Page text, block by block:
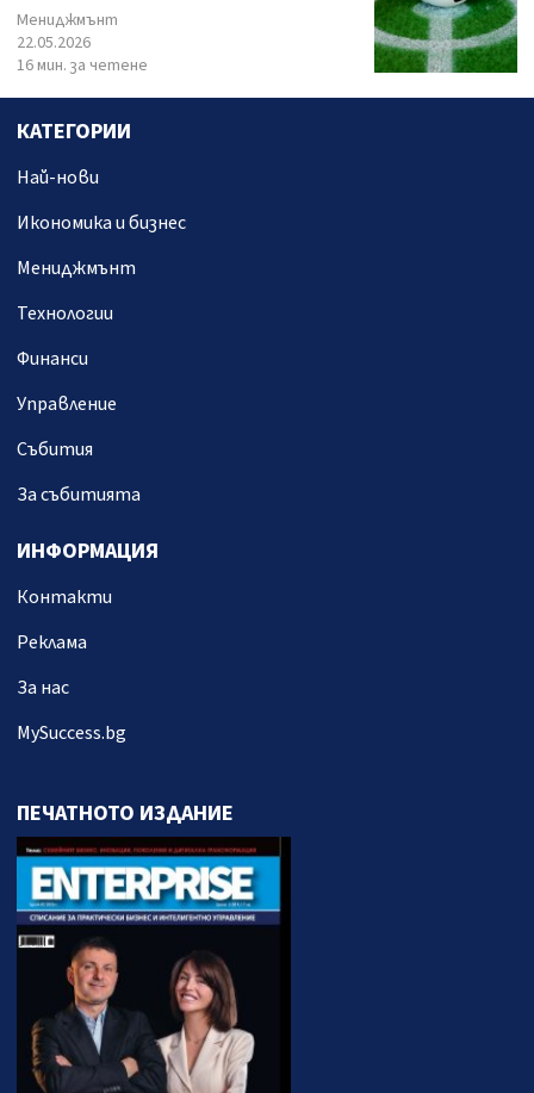
Мениджмънт
22.05.2026
16 мин. за четене
КАТЕГОРИИ
Най-нови
Икономика и бизнес
Мениджмънт
Технологии
Финанси
Управление
Събития
За събитията
ИНФОРМАЦИЯ
Контакти
Реклама
За нас
MySuccess.bg
ПЕЧАТНОТО ИЗДАНИЕ